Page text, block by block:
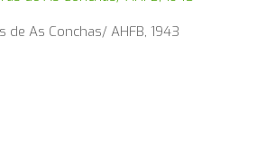
de As Conchas/ AHFB, 1943